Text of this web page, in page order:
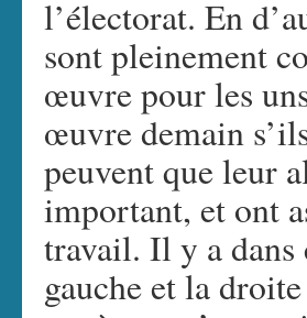
l’électorat. En
sont pleinement
œuvre pour les
œuvre demain
peuvent que leur
important, et ont
travail. Il y a dans
gauche et la